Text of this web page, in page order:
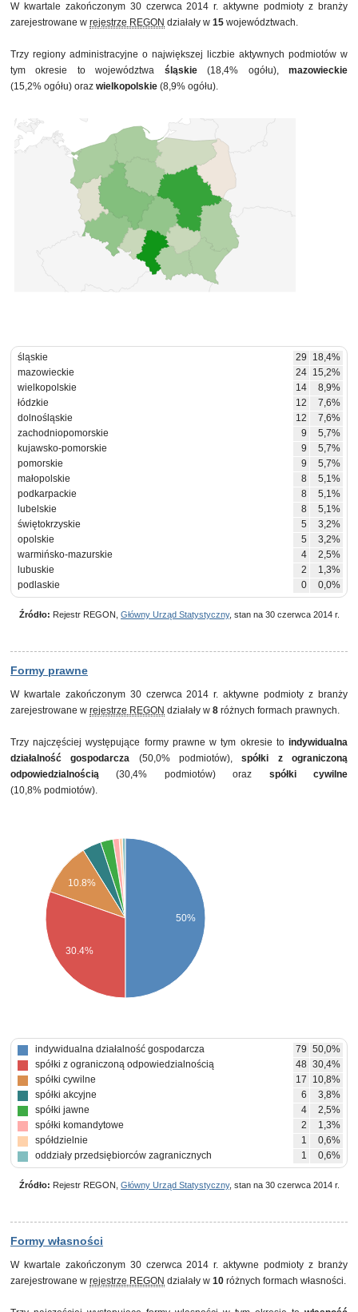
31 marca 2014
162
30 czerwca 2014
W kwartale zakończonym 30 czerwca 2014 r. aktywne podmioty z branży
zarejestrowane w rejestrze REGON działały w 15 województwach.
Trzy regiony administracyjne o największej liczbie aktywnych podmiotów w
tym okresie to województwa śląskie(18,4% ogółu),mazowieckie
(15,2% ogółu) oraz wielkopolskie (8,9% ogółu).
śląskie 29
18,4%
mazowieckie
24 15,2%
wielkopolskie
14
8,9%
łódzkie
12
7,6%
dolnośląskie
12
7,6%
zachodniopomorskie
9
5,7%
kujawsko-pomorskie
9
5,7%
pomorskie
9
5,7%
małopolskie
8
5,1%
podkarpackie
8
5,1%
lubelskie
8
5,1%
świętokrzyskie
5
3,2%
opolskie
5
3,2%
warmińsko-mazurskie
4
2,5%
lubuskie
2
1,3%
podlaskie
0 0,0%
Źródło: Rejestr REGON, Główny Urząd Statystyczny, stan na 30 czerwca 2014 r.
Formy prawne
W kwartale zakończonym 30 czerwca 2014 r. aktywne podmioty z branży
zarejestrowane w rejestrze REGON działały w 8 różnych formach prawnych.
Trzy najczęściej występujące formy prawne w tym okresie to indywidualna
działalność gospodarcza (50,0% podmiotów),spółki z ograniczoną
odpowiedzialnością (30,4% podmiotów) oraz spółki cywilne
(10,8% podmiotów).
10.8%
30.4%
50%
indywidualna działalność gospodarcza 79 50,0%
spółki z ograniczoną odpowiedzialnością
48 30,4%
spółki cywilne
17
10,8%
spółki akcyjne
6
3,8%
spółki jawne
4
2,5%
spółki komandytowe
2
1,3%
spółdzielnie
1
0,6%
oddziały przedsiębiorców zagranicznych
1 0,6%
Źródło: Rejestr REGON, Główny Urząd Statystyczny, stan na 30 czerwca 2014 r.
Formy własności
W kwartale zakończonym 30 czerwca 2014 r. aktywne podmioty z branży
zarejestrowane w rejestrze REGON działały w 10 różnych formach własności.